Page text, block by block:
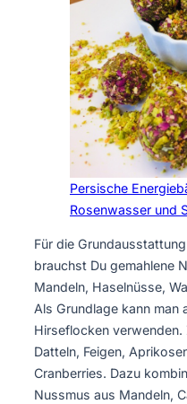
Persische
Rosenwasser und
Für die
brauchst Du gemahlene
Mandeln, Haselnüsse,
Als Grundlage kann man
Hirseflocken verwenden.
Datteln, Feigen,
Cranberries. Dazu
Nussmus aus Mandeln,